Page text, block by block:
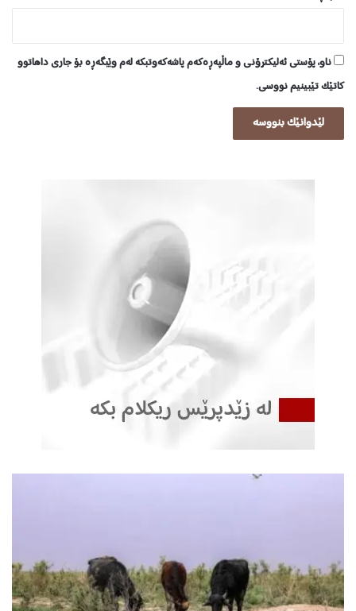
ناو، پۆستی ئەلیکترۆنی و ماڵپەڕەکەم پاشەکەوتبکە لەم وێبگەڕە بۆ جاری داهاتوو
کاتێک تێبینیم نووسی.